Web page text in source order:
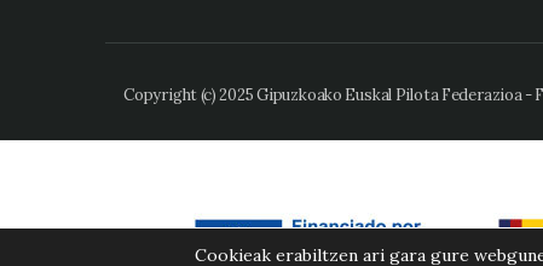
Copyright (c) 2025 Gipuzkoako Euskal Pilota Federazioa -
Cookieak erabiltzen ari gara gure